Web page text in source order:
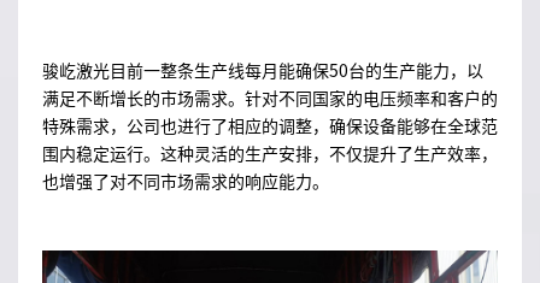
骏屹激光目前一整条生产线每月能确保50台的生产能力，以
满足不断增长的市场需求。针对不同国家的电压频率和客户的
特殊需求，公司也进行了相应的调整，确保设备能够在全球范
围内稳定运行。这种灵活的生产安排，不仅提升了生产效率，
也增强了对不同市场需求的响应能力。